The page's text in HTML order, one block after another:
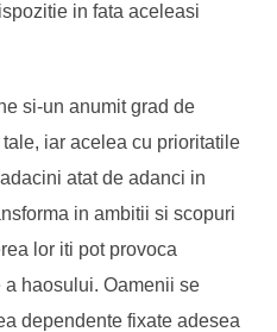
in fata aceleasi
si-un anumit grad de
iar acelea cu prioritatile
atat de adanci in
in ambitii si scopuri
lor iti pot provoca
haosului. Oamenii se
dependente fixate adesea